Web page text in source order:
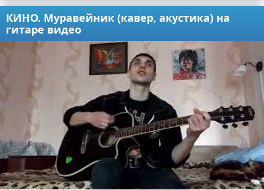
КИНО. Муравейник (кавер, акустика) на
гитаре видео